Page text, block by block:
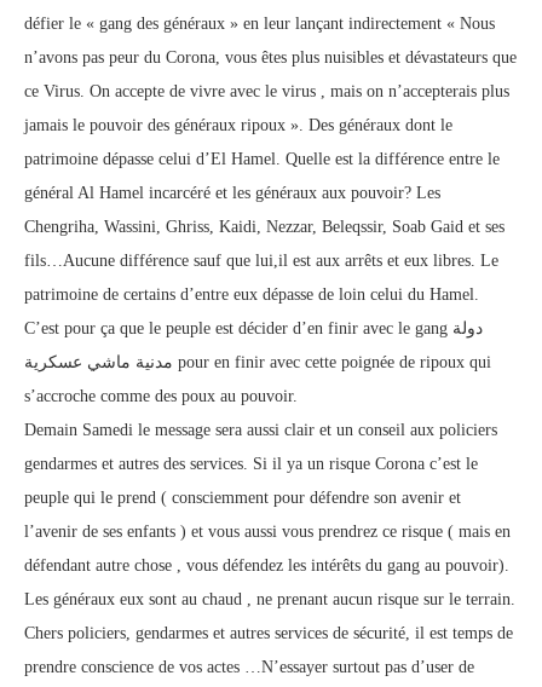
défier le « gang des généraux » en leur lançant indirectement « Nous
n’avons pas peur du Corona, vous êtes plus nuisibles et dévastateurs que
ce Virus. On accepte de vivre avec le virus , mais on n’accepterais plus
jamais le pouvoir des généraux ripoux ». Des généraux dont le
patrimoine dépasse celui d’El Hamel. Quelle est la différence entre le
général Al Hamel incarcéré et les généraux aux pouvoir? Les
Chengriha, Wassini, Ghriss, Kaidi, Nezzar, Beleqssir, Soab Gaid et ses
fils…Aucune différence sauf que lui,il est aux arrêts et eux libres. Le
patrimoine de certains d’entre eux dépasse de loin celui du Hamel.
C’est pour ça que le peuple est décider d’en finir avec le gang دولة
مدنية ماشي عسكرية pour en finir avec cette poignée de ripoux qui
s’accroche comme des poux au pouvoir.
Demain Samedi le message sera aussi clair et un conseil aux policiers
gendarmes et autres des services. Si il ya un risque Corona c’est le
peuple qui le prend ( consciemment pour défendre son avenir et
l’avenir de ses enfants ) et vous aussi vous prendrez ce risque ( mais en
défendant autre chose , vous défendez les intérêts du gang au pouvoir).
Les généraux eux sont au chaud , ne prenant aucun risque sur le terrain.
Chers policiers, gendarmes et autres services de sécurité, il est temps de
prendre conscience de vos actes …N’essayer surtout pas d’user de